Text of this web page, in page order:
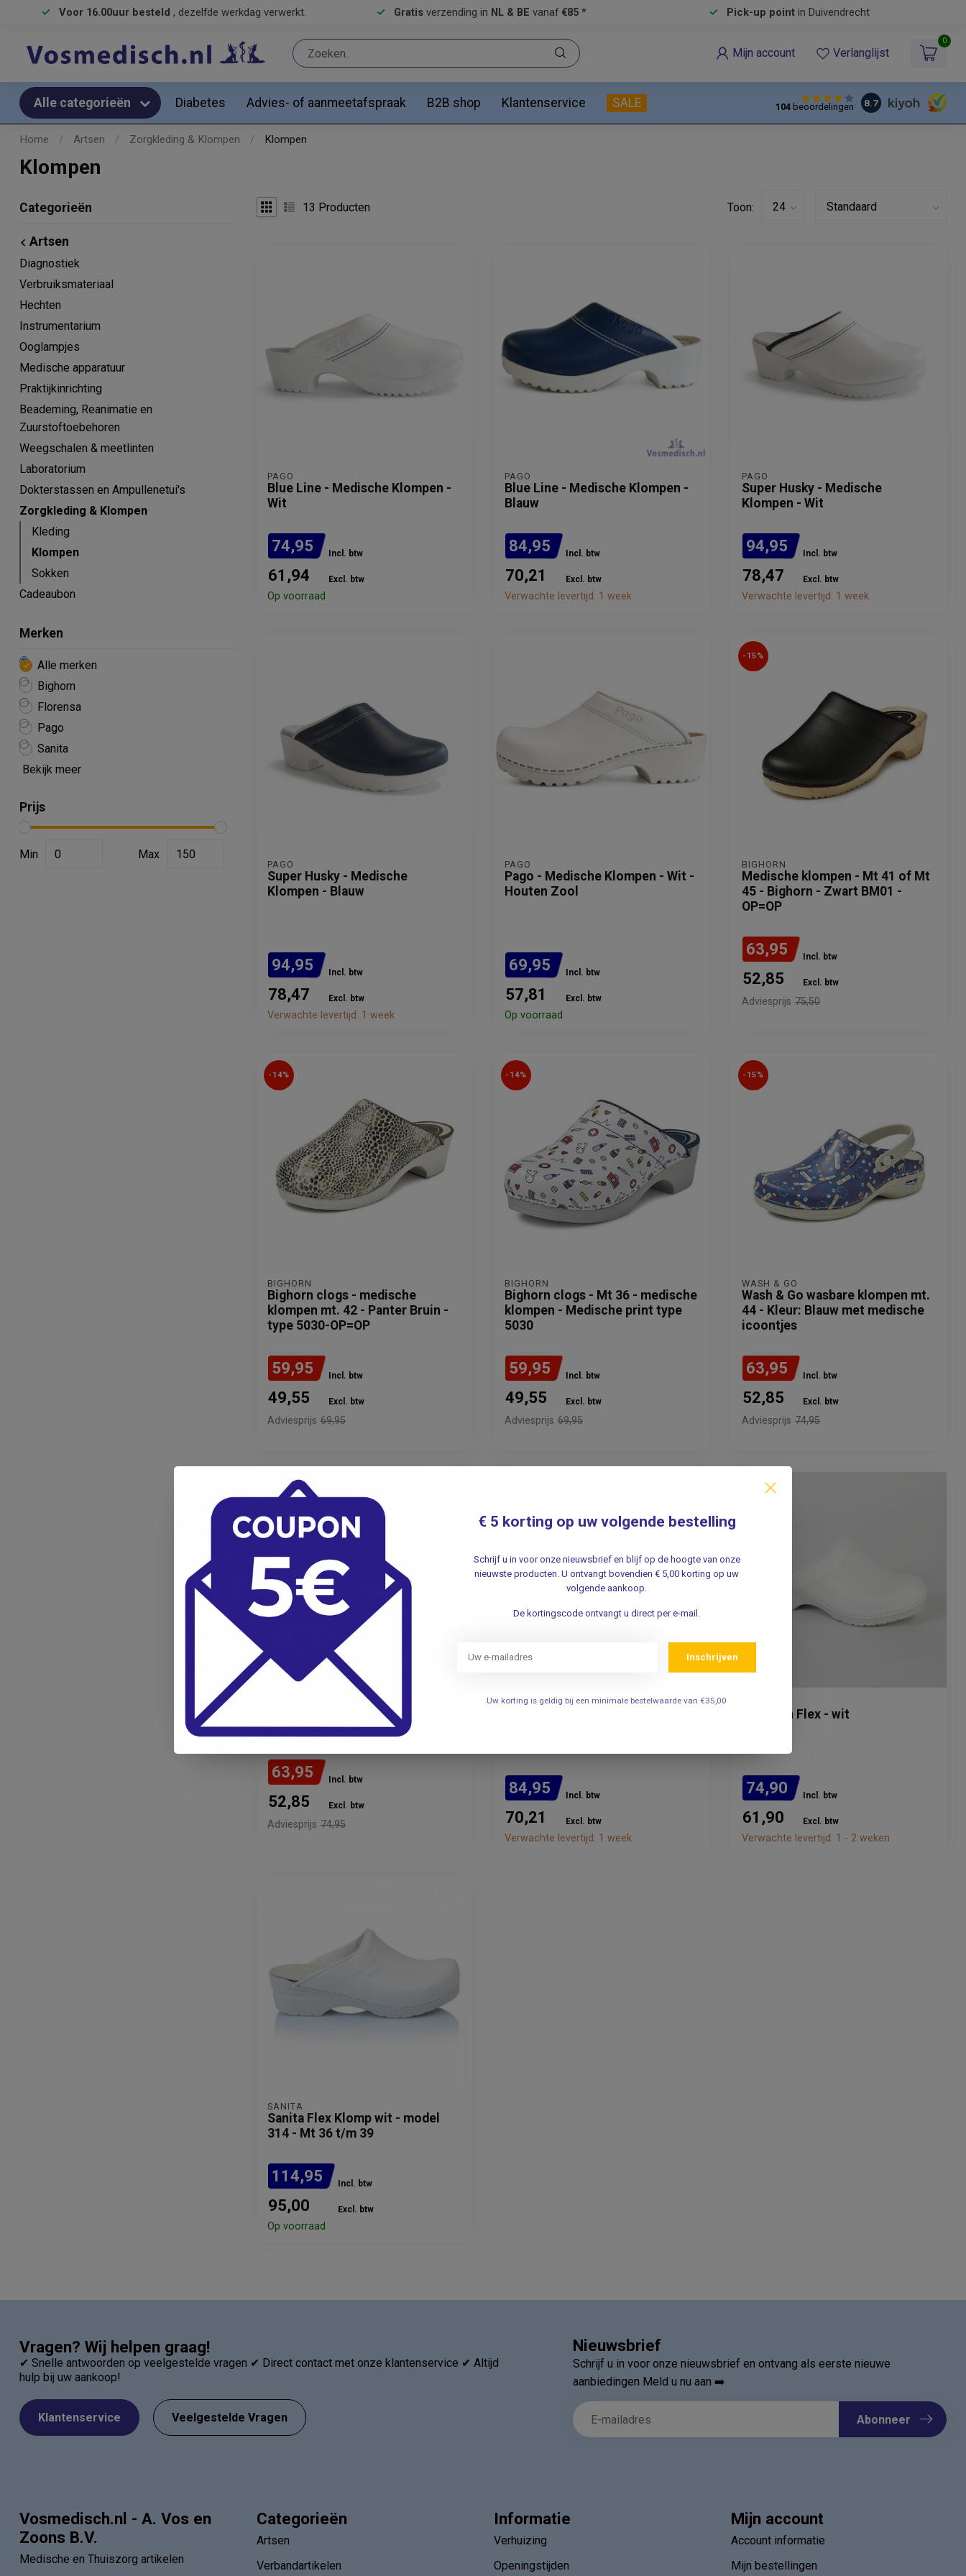
Voor 16.00uur besteld , dezelfde werkdag verwerkt. Gratis verzending in NL & BE vanaf €85 * Pick-up pointin Duivendrecht
Mijn account Verlanglijst
0
Alle categorieën Diabetes Advies- of aanmeetafspraak B2B shop Klantenservice SALE 104beoordelingen 8.7
Home / Artsen / Zorgkleding & Klompen / Klompen
Klompen
Categorieën
Artsen
Diagnostiek
Verbruiksmateriaal
Hechten
Instrumentarium
Ooglampjes
Medische apparatuur
Praktijkinrichting
Beademing, Reanimatie en
Zuurstoftoebehoren
Weegschalen & meetlinten
Laboratorium
Dokterstassen en Ampullenetui's
Zorgkleding & Klompen
Kleding
Klompen
Sokken
Cadeaubon
Merken
Alle merken
Bighorn
Florensa
Pago
Sanita
Bekijk meer
Prijs
Min Max
13 Producten Toon:
PAGO
Blue Line - Medische Klompen -
Wit
74,95 Incl. btw
61,94 Excl. btw
Op voorraad
PAGO
Blue Line - Medische Klompen -
Blauw
84,95 Incl. btw
70,21 Excl. btw
Verwachte levertijd: 1 week
PAGO
Super Husky - Medische
Klompen - Wit
94,95 Incl. btw
78,47 Excl. btw
Verwachte levertijd: 1 week
PAGO
Super Husky - Medische
Klompen - Blauw
94,95 Incl. btw
78,47 Excl. btw
Verwachte levertijd: 1 week
PAGO
Pago - Medische Klompen - Wit -
Houten Zool
69,95 Incl. btw
57,81 Excl. btw
Op voorraad
-15%
BIGHORN
Medische klompen - Mt 41 of Mt
45 - Bighorn - Zwart BM01 -
OP=OP
63,95 Incl. btw
52,85 Excl. btw
Adviesprijs 75,50
-14%
BIGHORN
Bighorn clogs - medische
klompen mt. 42 - Panter Bruin -
type 5030-OP=OP
59,95 Incl. btw
49,55 Excl. btw
Adviesprijs 69,95
-14%
BIGHORN
Bighorn clogs - Mt 36 - medische
klompen - Medische print type
5030
59,95 Incl. btw
49,55 Excl. btw
Adviesprijs 69,95
-15%
WASH & GO
Wash & Go wasbare klompen mt.
44 - Kleur: Blauw met medische
icoontjes
63,95 Incl. btw
52,85 Excl. btw
Adviesprijs 74,95
-15%
Wash & Go wasbare klompen -
Donkerblauw - Maat 41
63,95 Incl. btw
52,85 Excl. btw
Adviesprijs 74,95
Blue Line - Medische Klompen -
84,95 Incl. btw
70,21 Excl. btw
Verwachte levertijd: 1 week
Klompen Flex - wit
74,90 Incl. btw
61,90 Excl. btw
Verwachte levertijd: 1 - 2 weken
SANITA
Sanita Flex Klomp wit - model
314 - Mt 36 t/m 39
114,95 Incl. btw
95,00 Excl. btw
Op voorraad
Vragen? Wij helpen graag!
✔ Snelle antwoorden op veelgestelde vragen ✔ Direct contact met onze klantenservice ✔ Altijd
hulp bij uw aankoop!
Klantenservice Veelgestelde Vragen
Nieuwsbrief
Schrijf u in voor onze nieuwsbrief en ontvang als eerste nieuwe
aanbiedingen Meld u nu aan ➡️
Abonneer
Vosmedisch.nl - A. Vos en
Zoons B.V.
Medische en Thuiszorg artikelen
Categorieën
Artsen
Verbandartikelen
Informatie
Verhuizing
Openingstijden
Mijn account
Account informatie
Mijn bestellingen
€ 5 korting op uw volgende bestelling
Schrijf u in voor onze nieuwsbrief en blijf op de hoogte van onze
nieuwste producten. U ontvangt bovendien € 5,00 korting op uw
volgende aankoop.
De kortingscode ontvangt u direct per e-mail.
Inschrijven
Uw korting is geldig bij een minimale bestelwaarde van €35,00